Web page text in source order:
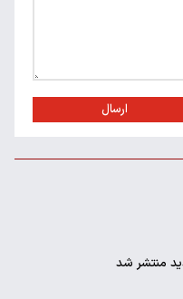
ارسال
منتشر شد